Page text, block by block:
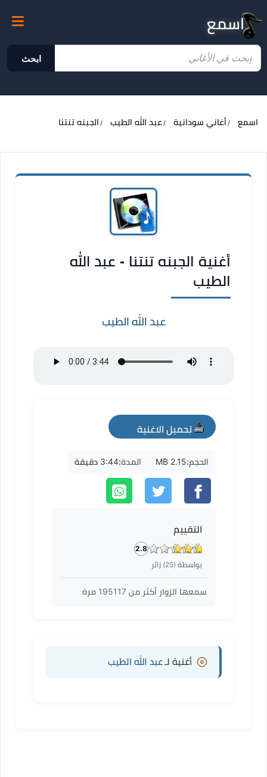
اسمع
ابحث
اسمع أغاني سودانية عبد الله الطيب الجبنه تنتنا
أغنية الجبنه تنتنا - عبد الله
الطيب
عبد الله الطيب
تحميل الاغنية
mp3
الحجم:2.15 MB المدة:3:44 دقيقة
التقييم
2.8
بواسطة (25) زائر
سمعها الزوار أكثر من 195117 مرة
أغنية لـعبد الله الطيب